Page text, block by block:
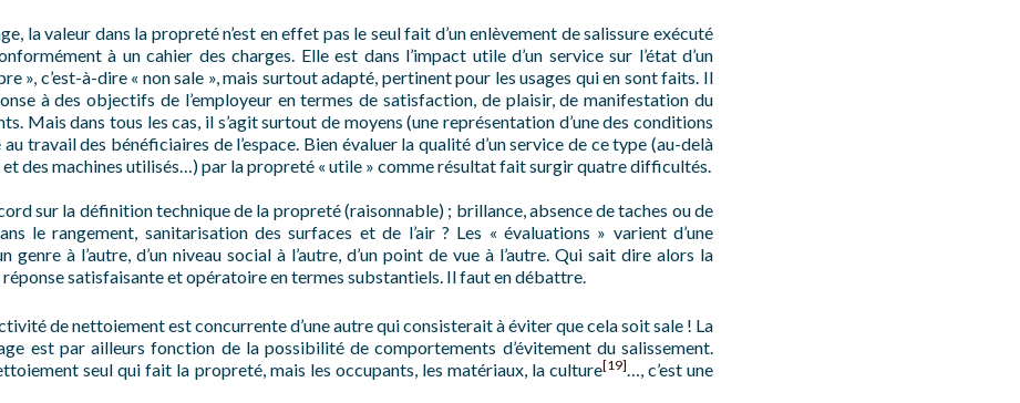
la valeur dans la propreté n’est en effet pas le seul fait d’un enlèvement de salissure exécuté
à un cahier des charges. Elle est dans l’impact utile d’un service sur l’état d’un
», c’est-à-dire « non sale », mais surtout adapté, pertinent pour les usages qui en sont faits. Il
à des objectifs de l’employeur en termes de satisfaction, de plaisir, de manifestation du
Mais dans tous les cas, il s’agit surtout de moyens (une représentation d’une des conditions
travail des bénéficiaires de l’espace. Bien évaluer la qualité d’un service de ce type (au-delà
et des machines utilisés…) par la propreté « utile » comme résultat fait surgir quatre difficultés.
sur la définition technique de la propreté (raisonnable) ; brillance, absence de taches ou de
le rangement, sanitarisation des surfaces et de l’air ? Les « évaluations » varient d’une
genre à l’autre, d’un niveau social à l’autre, d’un point de vue à l’autre. Qui sait dire alors la
réponse satisfaisante et opératoire en termes substantiels. Il faut en débattre.
de nettoiement est concurrente d’une autre qui consisterait à éviter que cela soit sale ! La
est par ailleurs fonction de la possibilité de comportements d’évitement du salissement.
seul qui fait la propreté, mais les occupants, les matériaux, la culture[19]…, c’est une